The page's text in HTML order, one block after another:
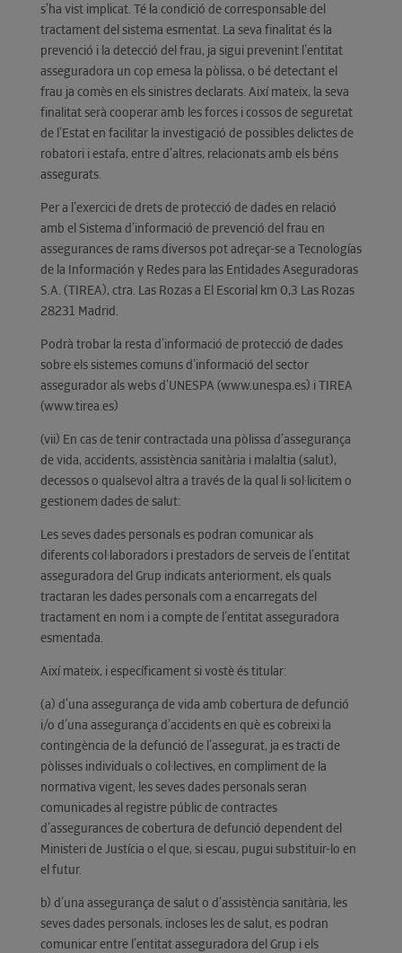
s’ha vist implicat. Té la condició de corresponsable del
tractament del sistema esmentat. La seva finalitat és la
prevenció i la detecció del frau, ja sigui prevenint l’entitat
asseguradora un cop emesa la pòlissa, o bé detectant el
frau ja comès en els sinistres declarats. Així mateix, la seva
finalitat serà cooperar amb les forces i cossos de seguretat
de l’Estat en facilitar la investigació de possibles delictes de
robatori i estafa, entre d’altres, relacionats amb els béns
assegurats.
Per a l’exercici de drets de protecció de dades en relació
amb el Sistema d’informació de prevenció del frau en
assegurances de rams diversos pot adreçar-se a Tecnologías
de la Información y Redes para las Entidades Aseguradoras
S.A. (TIREA), ctra. Las Rozas a El Escorial km 0,3 Las Rozas
28231 Madrid.
Podrà trobar la resta d’informació de protecció de dades
sobre els sistemes comuns d’informació del sector
assegurador als webs d’UNESPA (www.unespa.es) i TIREA
(www.tirea.es)
(vii) En cas de tenir contractada una pòlissa d’assegurança
de vida, accidents, assistència sanitària i malaltia (salut),
decessos o qualsevol altra a través de la qual li sol·licitem o
gestionem dades de salut:
Les seves dades personals es podran comunicar als
diferents col·laboradors i prestadors de serveis de l’entitat
asseguradora del Grup indicats anteriorment, els quals
tractaran les dades personals com a encarregats del
tractament en nom i a compte de l’entitat asseguradora
esmentada.
Així mateix, i específicament si vostè és titular:
(a) d’una assegurança de vida amb cobertura de defunció
i/o d’una assegurança d’accidents en què es cobreixi la
contingència de la defunció de l’assegurat, ja es tracti de
pòlisses individuals o col·lectives, en compliment de la
normativa vigent, les seves dades personals seran
comunicades al registre públic de contractes
d’assegurances de cobertura de defunció dependent del
Ministeri de Justícia o el que, si escau, pugui substituir-lo en
el futur.
b) d’una assegurança de salut o d’assistència sanitària, les
seves dades personals, incloses les de salut, es podran
comunicar entre l’entitat asseguradora del Grup i els